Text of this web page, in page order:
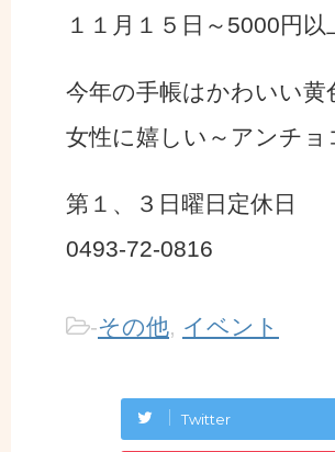
１１月１５日～5000円
今年の手帳はかわいい黄
女性に嬉しい～アンチョ
第１、３日曜日定休日
0493-72-0816
-その他, イベント
Twitter